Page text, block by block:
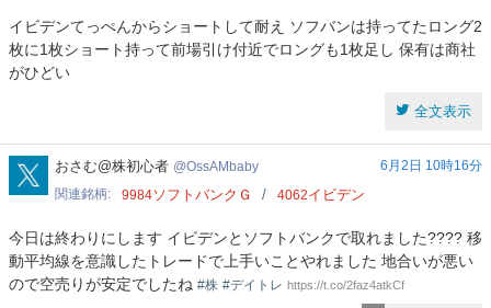
イビデンてっぺんからショートして耐え ソフバンは持ってたロング2
枚に1枚ショート持って前場引け付近でロングも1枚足し 保有は商社
がひどい
全文表示
OssAMbaby
おさむ@株初心者 OssAMbaby
6月2日 10時16分
関連銘柄
9984ソフトバンクＧ 4062イビデン
今日は終わりにします イビデンとソフトバンクで取れました???? 移
動平均線を意識したトレードで上手いことやれました 地合いが悪い
ので空売りが安定でしたね #株 #デイトレ https://t.co/2faz4atkCf